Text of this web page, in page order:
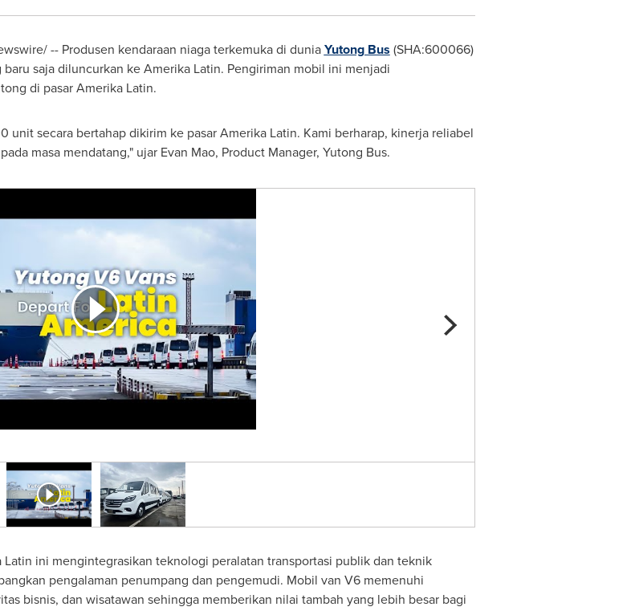
-- Produsen kendaraan niaga terkemuka di duniaYutong Bus (SHA:600066)
saja diluncurkan keAmerika Latin. Pengiriman mobil ini menjadi
di pasarAmerika Latin.
unit secara bertahap dikirim ke pasarAmerika Latin. Kami berharap, kinerja reliabel
masa mendatang," ujar Evan Mao, Product Manager, Yutong Bus.
Latin ini mengintegrasikan teknologi peralatan transportasi publik dan teknik
pengalaman penumpang dan pengemudi. Mobil van V6 memenuhi
bisnis, dan wisatawan sehingga memberikan nilai tambah yang lebih besar bagi